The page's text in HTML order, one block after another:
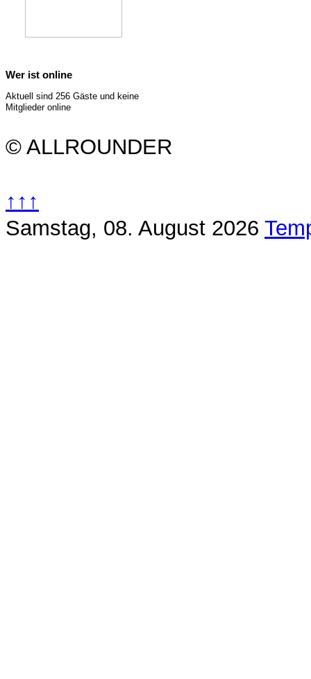
Wer ist online
Aktuell sind 256 Gäste und keine
Mitglieder online
© ALLROUNDER
↑↑↑
Samstag, 08. August 2026